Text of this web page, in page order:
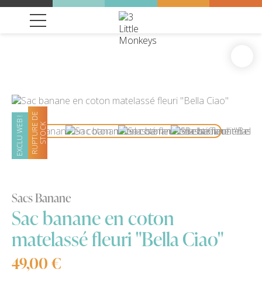
Sacs Banane
Sac banane en coton
matelassé fleuri "Bella Ciao"
49,00 €
EXCLU WEB ! R
U
P
T
U
RE
D
E
S
T
O
CK